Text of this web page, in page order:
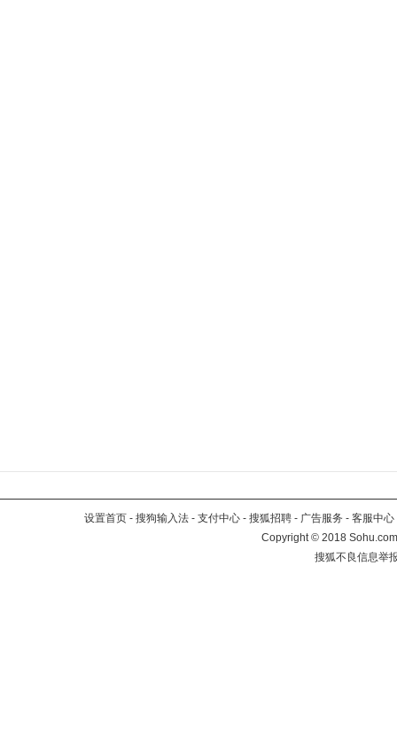
设置首页 - 搜狗输入法 - 支付中心 - 搜狐招聘 - 广告服务 - 客服中心
Copyright©2018
搜狐不良信息举